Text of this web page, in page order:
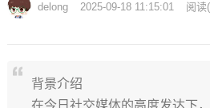
delong 2025-09-18 11:15:01 阅读(
背景介绍
在今日社交媒体的高度发达下